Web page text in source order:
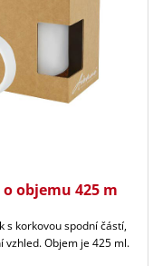
objemu 425 m
s korkovou spodní částí,
Objem je 425 ml.